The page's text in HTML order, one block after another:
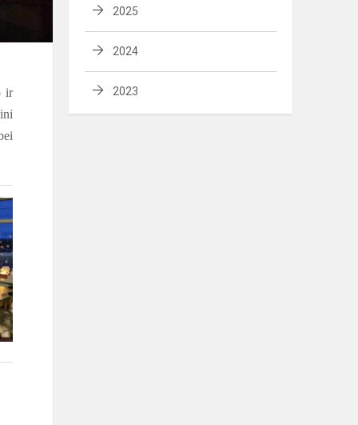
ir
2025
2024
2023